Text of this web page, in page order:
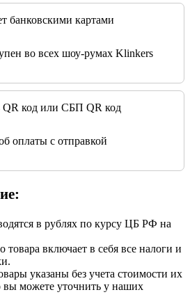
банковскими картами
во всех шоу-румах Klinkers
QR код или СБП QR код
оплаты с отправкой
в рублях по курсу ЦБ РФ на
товара включает в себя все налоги и
указаны без учета стоимости их
вы можете уточнить у наших